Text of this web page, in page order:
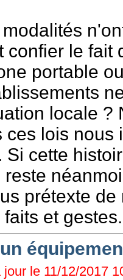
confier le fait
portable
locale ?
ces lois
Si cette
prétexte
et gestes.
le 11/12/2017